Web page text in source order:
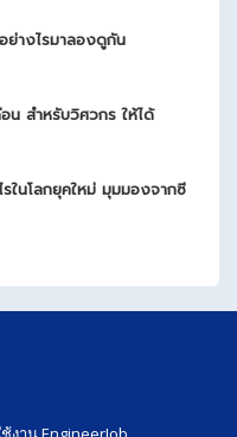
ย่างไรมาลองดูกัน
น สำหรับวิศวกร ให้ได้
ในโลกยุคใหม่ มุมมองจากซี